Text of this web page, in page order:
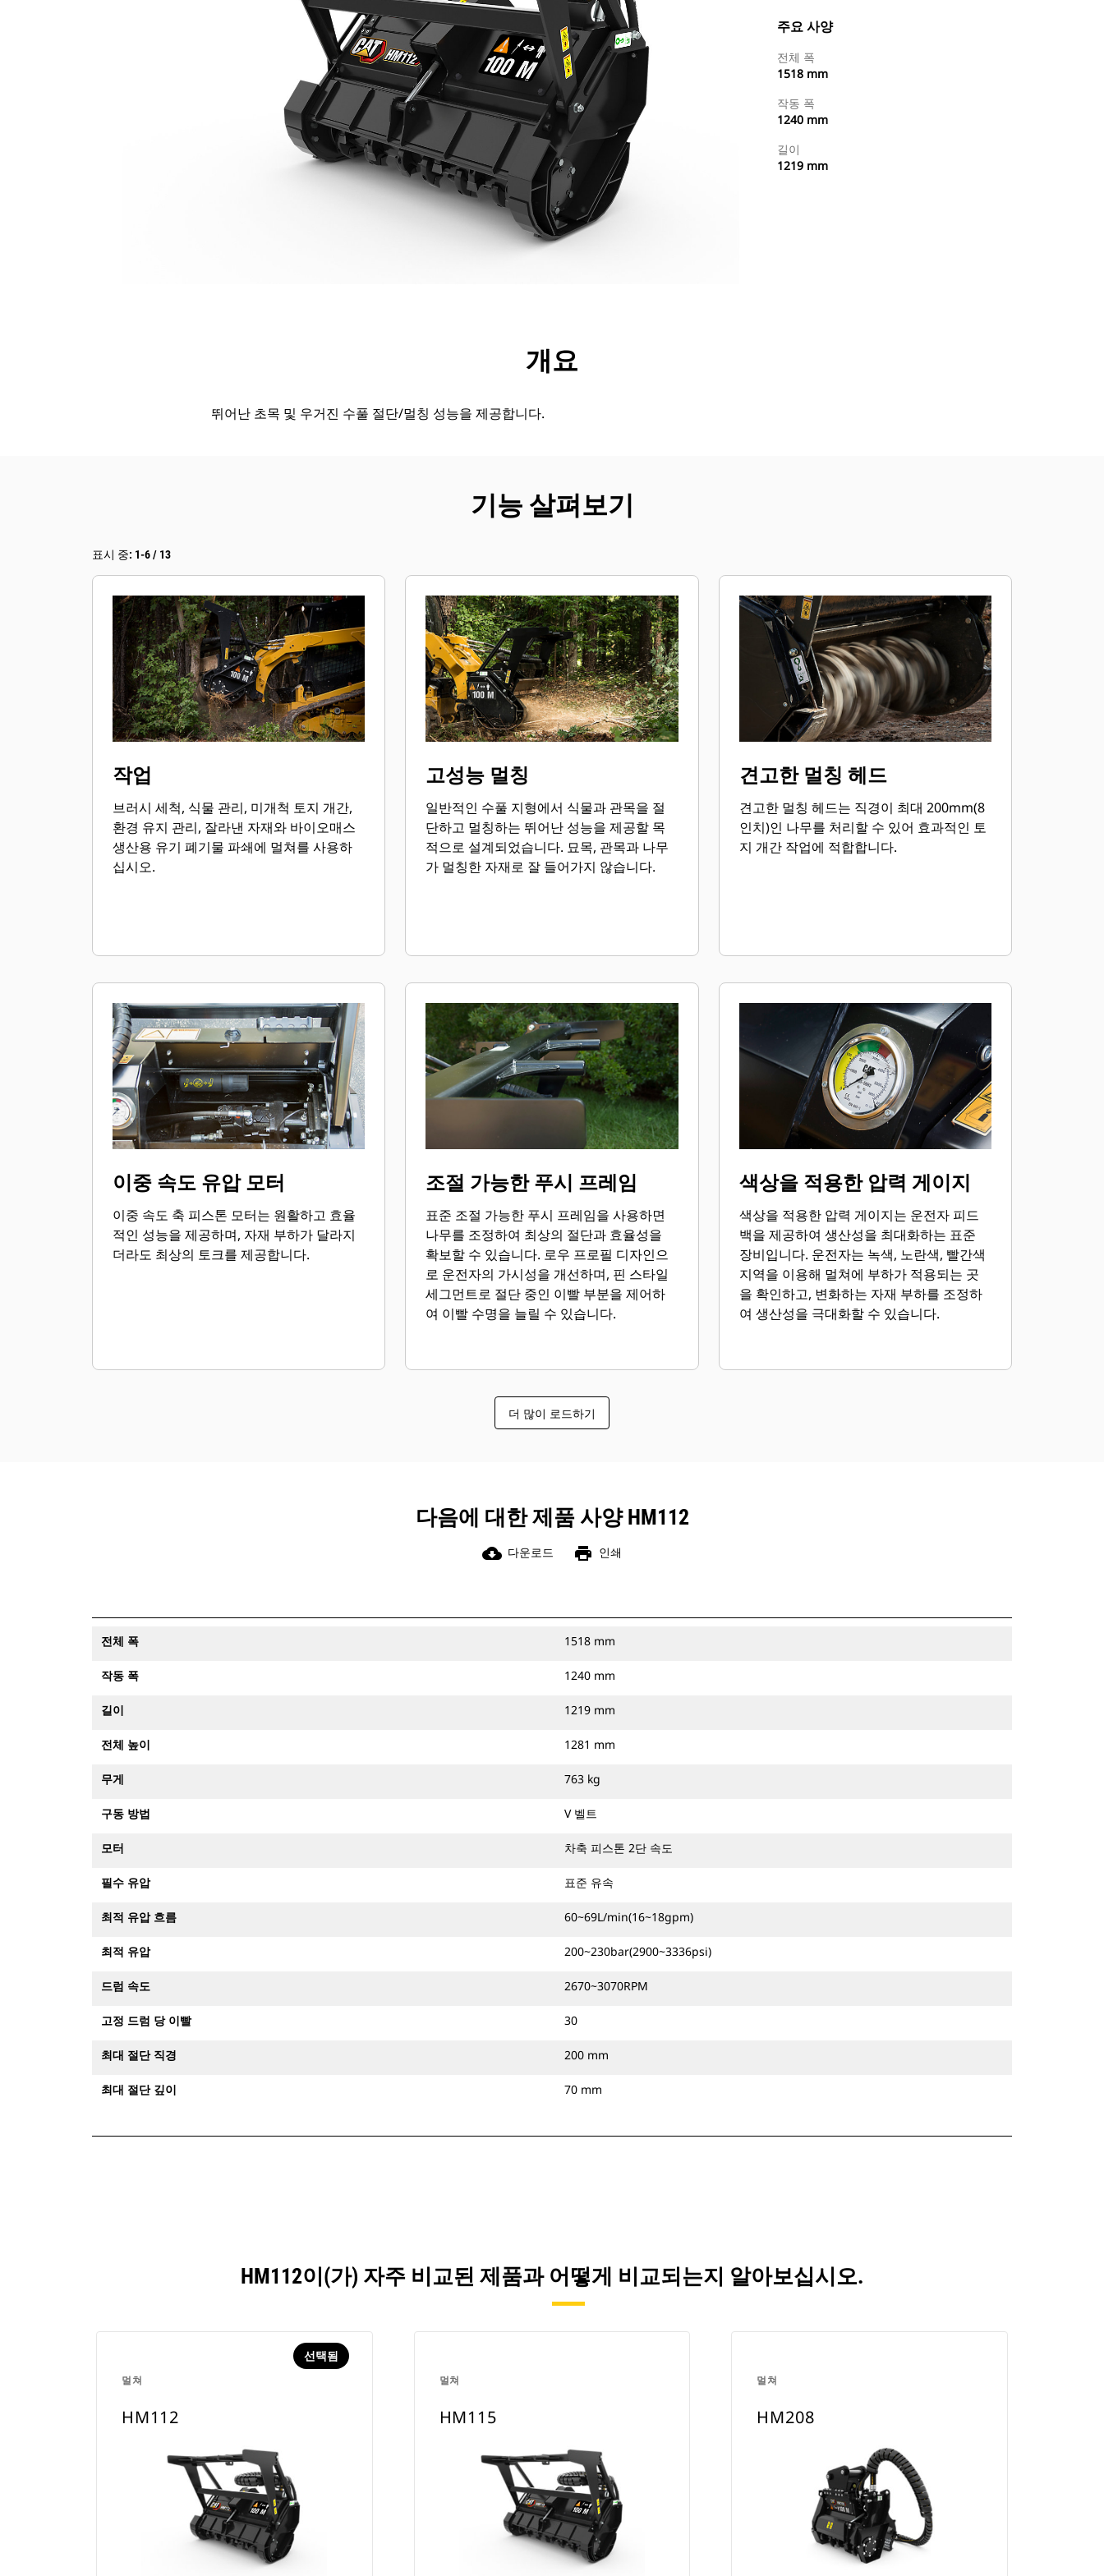
주요 사양
전체 폭
1518 mm
작동 폭
1240 mm
길이
1219 mm
투어
개요
뛰어난 초목 및 우거진 수풀 절단/멀칭 성능을 제공합니다.
기능 살펴보기
표시 중: 1-6 / 13
작업
브러시 세척, 식물 관리, 미개척 토지 개간,
환경 유지 관리, 잘라낸 자재와 바이오매스
생산용 유기 폐기물 파쇄에 멀쳐를 사용하
십시오.
고성능 멀칭
일반적인 수풀 지형에서 식물과 관목을 절
단하고 멀칭하는 뛰어난 성능을 제공할 목
적으로 설계되었습니다. 묘목, 관목과 나무
가 멀칭한 자재로 잘 들어가지 않습니다.
견고한 멀칭 헤드
견고한 멀칭 헤드는 직경이 최대 200mm(8
인치)인 나무를 처리할 수 있어 효과적인 토
지 개간 작업에 적합합니다.
이중 속도 유압 모터
이중 속도 축 피스톤 모터는 원활하고 효율
적인 성능을 제공하며, 자재 부하가 달라지
더라도 최상의 토크를 제공합니다.
조절 가능한 푸시 프레임
표준 조절 가능한 푸시 프레임을 사용하면
나무를 조정하여 최상의 절단과 효율성을
확보할 수 있습니다. 로우 프로필 디자인으
로 운전자의 가시성을 개선하며, 핀 스타일
세그먼트로 절단 중인 이빨 부분을 제어하
여 이빨 수명을 늘릴 수 있습니다.
색상을 적용한 압력 게이지
색상을 적용한 압력 게이지는 운전자 피드
백을 제공하여 생산성을 최대화하는 표준
장비입니다. 운전자는 녹색, 노란색, 빨간색
지역을 이용해 멀쳐에 부하가 적용되는 곳
을 확인하고, 변화하는 자재 부하를 조정하
여 생산성을 극대화할 수 있습니다.
더 많이 로드하기
다음에 대한 제품 사양 HM112
cloud_download 다운로드 print 인쇄
전체 폭 1518 mm
작동 폭 1240 mm
길이 1219 mm
전체 높이 1281 mm
무게 763 kg
구동 방법 V 벨트
모터 차축 피스톤 2단 속도
필수 유압 표준 유속
최적 유압 흐름 60~69L/min(16~18gpm)
최적 유압 200~230bar(2900~3336psi)
드럼 속도 2670~3070RPM
고정 드럼 당 이빨 30
최대 절단 직경 200 mm
최대 절단 깊이 70 mm
HM112이(가) 자주 비교된 제품과 어떻게 비교되는지 알아보십시오.
멀쳐
선택됨
HM112
멀쳐
HM115
멀쳐
HM208